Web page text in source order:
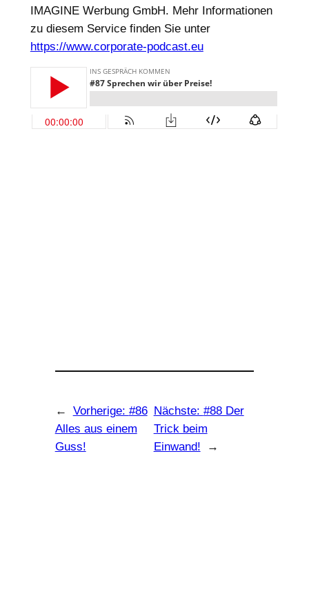
IMAGINE Werbung GmbH. Mehr Informationen
zu diesem Service finden Sie unter
https://www.corporate-podcast.eu
← Vorherige: #86
Alles aus einem
Guss!
Nächste: #88 Der
Trick beim
Einwand!
→